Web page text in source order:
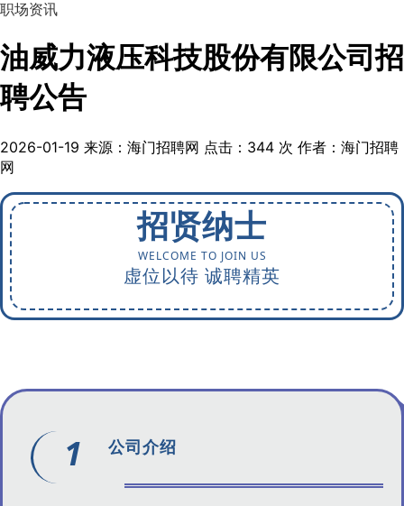
职场资讯
油威力液压科技股份有限公司招
聘公告
2026-01-19 来源：海门招聘网 点击： 344 次 作者：海门招聘
网
招贤纳士
WELCOME TO JOIN US
虚位以待 诚聘精英
1 公司介绍